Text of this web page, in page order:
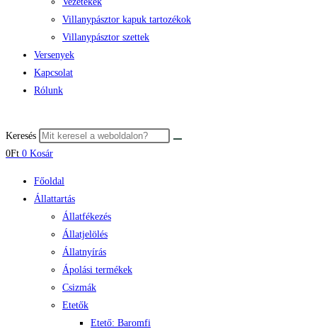
Villanypásztor kapuk tartozékok
Villanypásztor szettek
Versenyek
Kapcsolat
Rólunk
Keresés
0Ft 0 Kosár
Főoldal
Állattartás
Állatfékezés
Állatjelölés
Állatnyírás
Ápolási termékek
Csizmák
Etetők
Etető: Baromfi